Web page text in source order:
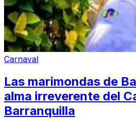
Carnaval
Las marimondas de
alma irreverente del
Barranquilla